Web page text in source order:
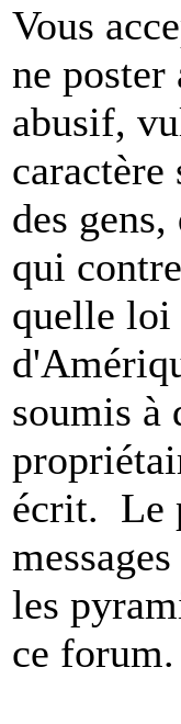
Vous
ne
abusif,
des
qui
quelle loi
soumis à
écrit. Le
les
ce forum.